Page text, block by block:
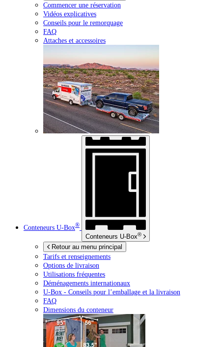
Commencer une réservation
Vidéos explicatives
Conseils pour le remorquage
FAQ
Attaches et accessoires
Conteneurs U-Box®
Conteneurs U-Box®
Retour au menu principal
Tarifs et renseignements
Options de livraison
Utilisations fréquentes
Déménagements internationaux
U-Box - Conseils pour l’emballage et la livraison
FAQ
Dimensions du conteneur